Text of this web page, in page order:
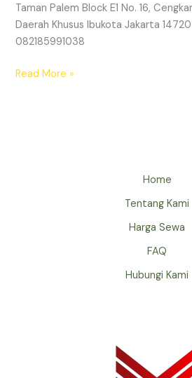
Taman Palem Block E1 No. 16,
Daerah Khusus Ibukota Jakarta
082185991038
Read More »
Home
Tentang Kami
Harga Sewa
FAQ
Hubungi Kami